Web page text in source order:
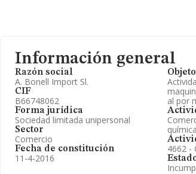
Información general
Razón social
A. Bonell Import Sl.
CIF
B66748062
Forma jurídica
Sociedad limitada unipersonal
Sector
Comercio
Fecha de constitución
11-4-2016
al por
4662 -